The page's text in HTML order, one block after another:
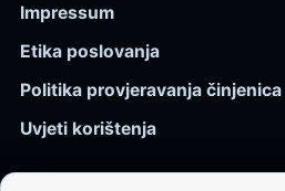
Impressum
Etika poslovanja
Politika provjeravanja činjenica
Uvjeti korištenja